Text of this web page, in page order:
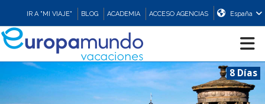
IR A "MI VIAJE" BLOG ACADEMIA ACCESO AGENCIAS España
CRUCEROS
8 Días